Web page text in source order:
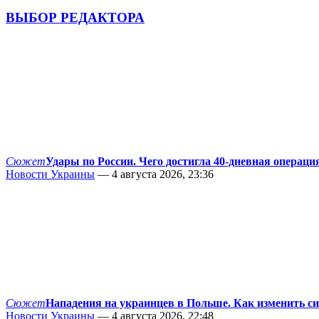
ВЫБОР РЕДАКТОРА
СюжетУдары по России. Чего достигла 40-дневная
Новости Украины — 4 августа 2026, 23:36
СюжетНападения на украинцев в Польше. Как изменить
Новости Украины — 4 августа 2026, 22:48